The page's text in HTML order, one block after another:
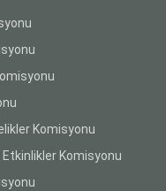
Komisyonu
Komisyonu